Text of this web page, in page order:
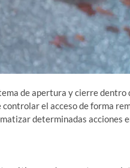
de apertura y cierre dentro
el acceso de forma
determinadas acciones